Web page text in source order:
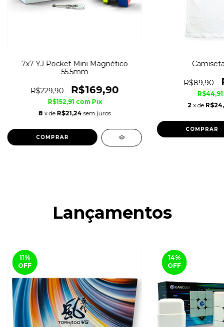
7x7 YJ Pocket Mini Magnético
55.5mm
R$229,90 R$169,90
R$152,91 com Pix
8 x de R$21,24 sem juros
COMPRAR
R$89,90
R$44,91
2 x de
COMPRAR
Lançamentos
11%
OFF
14%
OFF